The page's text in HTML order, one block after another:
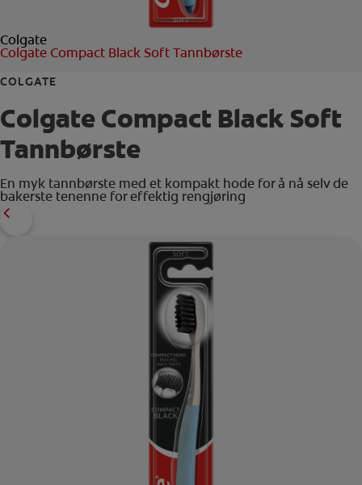
Colgate
Colgate Compact Black Soft Tannbørste
COLGATE
Colgate Compact Black Soft
Tannbørste
En myk tannbørste med et kompakt hode for å nå selv de
bakerste tenenne for effektig rengjøring